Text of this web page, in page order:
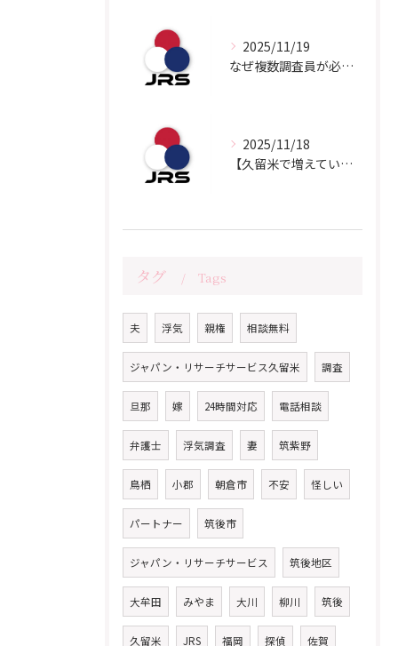
2025/11/19
なぜ複数調査員が必要なの？
2025/11/18
【久留米で増えている相談】
タグ Tags
夫 浮気 親権 相談無料
ジャパン・リサーチサービス久留米 調査
旦那 嫁 24時間対応 電話相談
弁護士 浮気調査 妻 筑紫野
鳥栖 小郡 朝倉市 不安 怪しい
パートナー 筑後市
ジャパン・リサーチサービス 筑後地区
大牟田 みやま 大川 柳川 筑後
久留米 JRS 福岡 探偵 佐賀